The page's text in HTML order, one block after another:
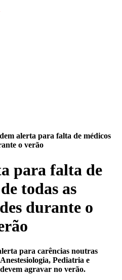
alerta para falta de médicos
o verão
para falta de
todas as
durante o
para carências noutras
Pediatria e
agravar no verão.